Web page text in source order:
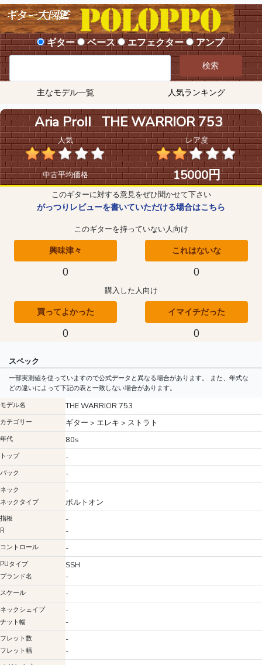
ギター ベース エフェクター アンプ
検索
主なモデル一覧 人気ランキング
Aria ProII THE WARRIOR 753
人気 レア度
中古平均価格 15000円
このギターに対する意見をぜひ聞かせて下さい
がっつりレビューを書いていただける場合はこちら
このギターを持っていない人向け
興味津々
0
これはないな
0
購入した人向け
買ってよかった
0
イマイチだった
0
スペック
一部実測値を使っていますので公式データと異なる場合があります。 また、年式な
どの違いによって下記の表と一致しない場合があります。
モデル名
THE WARRIOR 753
カテゴリー ギター > エレキ > ストラト
年代 80s
トップ -
バック -
ネック
ネックタイプ
-
ボルトオン
指板
R
-
-
コントロール -
PUタイプ
ブランド名
SSH
-
スケール -
ネックシェイプ
ナット幅
-
-
フレット数
フレット幅
-
-